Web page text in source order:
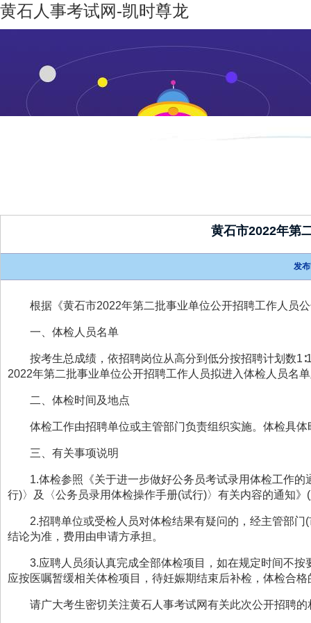
黄石人事考试网-凯时尊龙
黄石市2022年第
发
根据《黄石市2022年第二批事业单位公开招聘工作人员
一、体检人员名单
按考生总成绩，依招聘岗位从高分到低分按招聘计划数
2022年第二批事业单位公开招聘工作人员拟进入体检人员名
二、体检时间及地点
体检工作由招聘单位或主管部门负责组织实施。体检具
三、有关事项说明
1.体检参照《关于进一步做好公务员考试录用体检工作
行)〉及〈公务员录用体检操作手册(试行)〉有关内容的通知
2.招聘单位或受检人员对体检结果有疑问的，经主管部
结论为准，费用由申请方承担。
3.应聘人员须认真完成全部体检项目，如在规定时间不
应按医嘱暂缓相关体检项目，待妊娠期结束后补检，体检合
请广大考生密切关注黄石人事考试网有关此次公开招聘的